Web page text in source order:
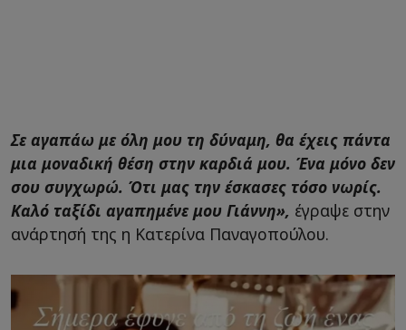
Σε αγαπάω με όλη μου τη δύναμη, θα έχεις πάντα
μια μοναδική θέση στην καρδιά μου. Ένα μόνο δεν
σου συγχωρώ. Ότι μας την έσκασες τόσο νωρίς.
Καλό ταξίδι αγαπημένε μου Γιάννη», έγραψε στην
ανάρτησή της η Κατερίνα Παναγοπούλου.